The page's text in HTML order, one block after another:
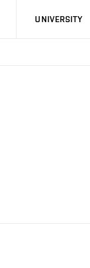
UNIVERSITY